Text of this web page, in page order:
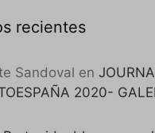
recientes
Sandoval en
2020-